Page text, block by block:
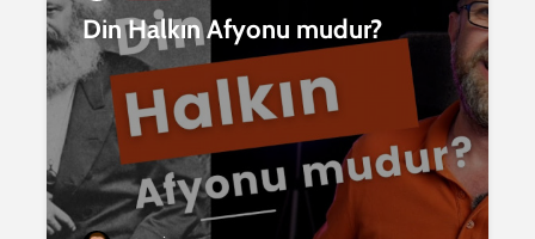
Din Halkın Afyonu mudur?